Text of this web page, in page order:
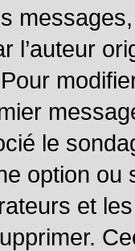
l’auteur
le
option ou
et